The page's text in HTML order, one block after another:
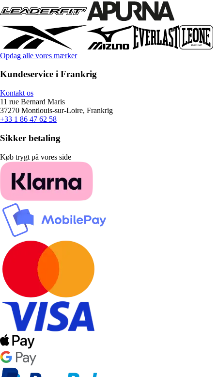
Opdag alle vores mærker
Kundeservice i Frankrig
Kontakt os
11 rue Bernard Maris
37270 Montlouis-sur-Loire, Frankrig
+33 1 86 47 62 58
Sikker betaling
Køb trygt på vores side